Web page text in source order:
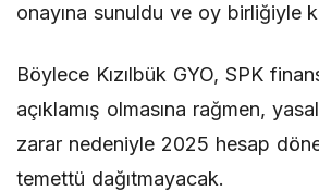
onayına sunuldu ve oy birliğiyle
Böylece Kızılbük GYO, SPK
açıklamış olmasına rağmen,
zarar nedeniyle 2025 hesap
temettü dağıtmayacak.